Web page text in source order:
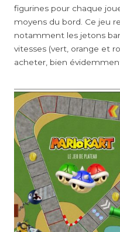
figurines pour chaque
moyens du bord. Ce jeu
notamment les jetons
vitesses (vert, orange et
acheter, bien